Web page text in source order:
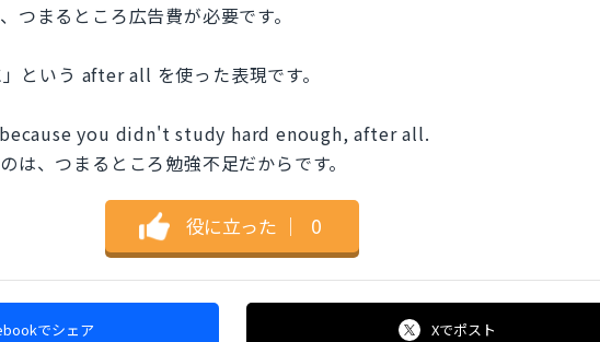
つまるところ広告費が必要です。
という after all を使った表現です。
you didn't study hard enough, after all.
は、つまるところ勉強不足だからです。
役に立った ｜ 0
でシェア Xでポスト